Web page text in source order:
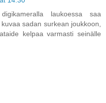
laukoessa saa
sadan surkean joukkoon,
kelpaa varmasti seinälle